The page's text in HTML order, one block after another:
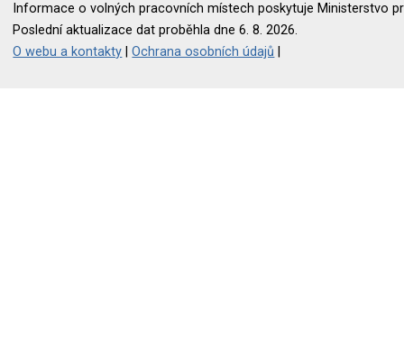
Informace o volných pracovních místech poskytuje Ministerstvo
Poslední aktualizace dat proběhla dne 6. 8. 2026.
O webu a kontakty |Ochrana osobních údajů